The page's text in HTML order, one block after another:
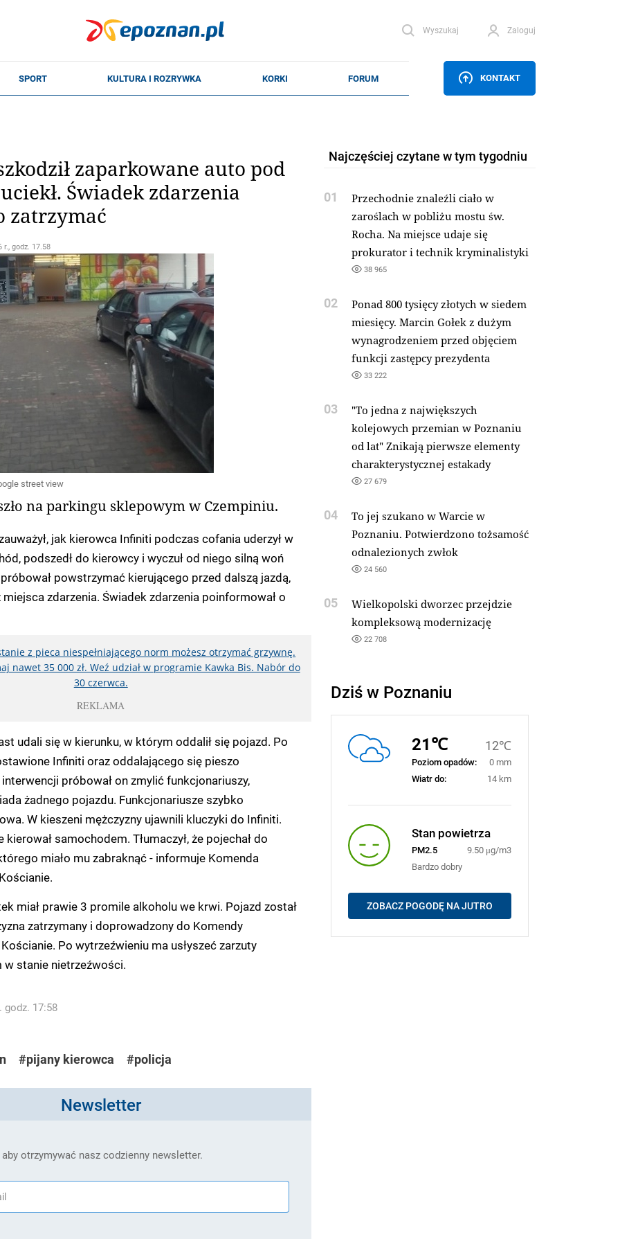
Wyszukaj Zaloguj
KONTAKT
zaparkowane auto pod
Świadek zdarzenia
zatrzymać
r., godz. 17.58
street view
na parkingu sklepowym w Czempiniu.
jak kierowca Infiniti podczas cofania uderzył w
podszedł do kierowcy i wyczuł od niego silną woń
powstrzymać kierującego przed dalszą jazdą,
miejsca zdarzenia. Świadek zdarzenia poinformował o
z pieca niespełniającego norm możesz otrzymać grzywnę.
nawet 35 000 zł. Weź udział w programie Kawka Bis. Nabór do
30 czerwca.
REKLAMA
udali się w kierunku, w którym oddalił się pojazd. Po
Infiniti oraz oddalającego się pieszo
próbował on zmylić funkcjonariuszy,
żadnego pojazdu. Funkcjonariusze szybko
W kieszeni mężczyzny ujawnili kluczyki do Infiniti.
kierował samochodem. Tłumaczył, że pojechał do
miało mu zabraknąć - informuje Komenda
miał prawie 3 promile alkoholu we krwi. Pojazd został
zatrzymany i doprowadzony do Komendy
Po wytrzeźwieniu ma usłyszeć zarzuty
stanie nietrzeźwości.
godz. 17:58
#pijany kierowca #policja
Newsletter
otrzymywać nasz codzienny newsletter.
Najczęściej czytane w tym tygodniu
01
Przechodnie znaleźli ciało w
zaroślach w pobliżu mostu św.
Rocha. Na miejsce udaje się
prokurator i technik kryminalistyki
38 965
02
Ponad 800 tysięcy złotych w siedem
miesięcy. Marcin Gołek z dużym
wynagrodzeniem przed objęciem
funkcji zastępcy prezydenta
33 222
03
"To jedna z największych
kolejowych przemian w Poznaniu
od lat" Znikają pierwsze elementy
charakterystycznej estakady
27 679
04
To jej szukano w Warcie w
Poznaniu. Potwierdzono tożsamość
odnalezionych zwłok
24 560
05
Wielkopolski dworzec przejdzie
kompleksową modernizację
22 708
Dziś w Poznaniu
21℃ 12℃
Poziom opadów:
0 mm
Wiatr do:
14 km
Stan powietrza
PM2.5
9.50 μg/m3
Bardzo dobry
ZOBACZ POGODĘ NA JUTRO